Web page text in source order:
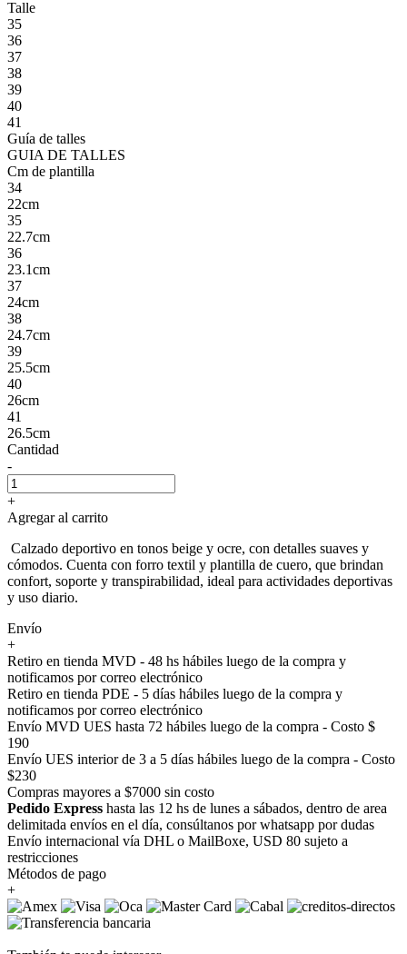
Talle
35
36
37
38
39
40
41
Guía de talles
GUIA DE TALLES
Cm de plantilla
34
22cm
35
22.7cm
36
23.1cm
37
24cm
38
24.7cm
39
25.5cm
40
26cm
41
26.5cm
Cantidad
-
+
Agregar al carrito
Calzado deportivo en tonos beige y ocre, con detalles suaves y
cómodos. Cuenta con forro textil y plantilla de cuero, que brindan
confort, soporte y transpirabilidad, ideal para actividades deportivas
y uso diario.
Envío
+
Retiro en tienda MVD - 48 hs hábiles luego de la compra y
notificamos por correo electrónico
Retiro en tienda PDE - 5 días hábiles luego de la compra y
notificamos por correo electrónico
Envío MVD UES hasta 72 hábiles luego de la compra - Costo $
190
Envío UES interior de 3 a 5 días hábiles luego de la compra - Costo
$230
Compras mayores a $7000 sin costo
Pedido Express hasta las 12 hs de lunes a sábados, dentro de area
delimitada envíos en el día, consúltanos por whatsapp por dudas
Envío internacional vía DHL o MailBoxe, USD 80 sujeto a
restricciones
Métodos de pago
+